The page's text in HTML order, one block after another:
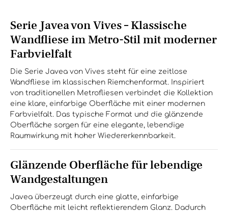
Serie Javea von Vives – Klassische
Wandfliese im Metro-Stil mit moderner
Farbvielfalt
Die Serie Javea von Vives steht für eine zeitlose
Wandfliese im klassischen Riemchenformat. Inspiriert
von traditionellen Metrofliesen verbindet die Kollektion
eine klare, einfarbige Oberfläche mit einer modernen
Farbvielfalt. Das typische Format und die glänzende
Oberfläche sorgen für eine elegante, lebendige
Raumwirkung mit hoher Wiedererkennbarkeit.
Glänzende Oberfläche für lebendige
Wandgestaltungen
Javea überzeugt durch eine glatte, einfarbige
Oberfläche mit leicht reflektierendem Glanz. Dadurch